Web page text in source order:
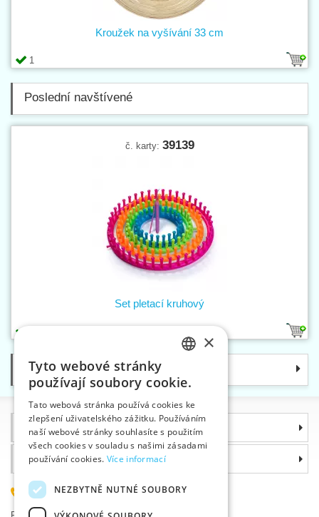
1
Kroužek na vyšívání 33 cm
Poslední navštívené
č. karty: 39139
Set pletací kruhový
Kategorie
Informace
Proč si zvolit právě nás
585 051 217
Plzeňská 868, 783 91 Uničov, Česká republika
ENGLISH
GERMAN
×
Tyto webové stránky
používají soubory cookie.
Tato webová stránka používá cookies ke
zlepšení uživatelského zážitku. Používáním
naší webové stránky souhlasíte s použitím
všech cookies v souladu s našimi zásadami
používání cookies. Více informací
NEZBYTNĚ NUTNÉ SOUBORY